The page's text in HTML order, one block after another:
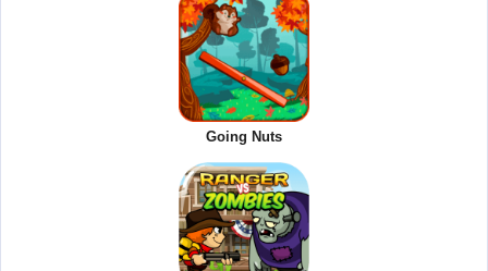
Going Nuts